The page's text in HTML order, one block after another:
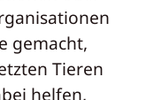
gemacht,
Tieren
helfen,